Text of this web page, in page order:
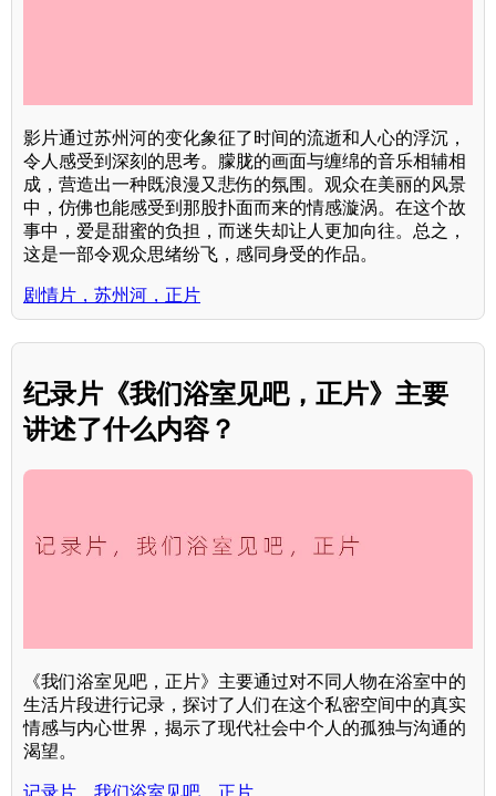
影片通过苏州河的变化象征了时间的流逝和人心的浮沉，
令人感受到深刻的思考。朦胧的画面与缠绵的音乐相辅相
成，营造出一种既浪漫又悲伤的氛围。观众在美丽的风景
中，仿佛也能感受到那股扑面而来的情感漩涡。在这个故
事中，爱是甜蜜的负担，而迷失却让人更加向往。总之，
这是一部令观众思绪纷飞，感同身受的作品。
剧情片，苏州河，正片
纪录片《我们浴室见吧，正片》主要
讲述了什么内容？
《我们浴室见吧，正片》主要通过对不同人物在浴室中的
生活片段进行记录，探讨了人们在这个私密空间中的真实
情感与内心世界，揭示了现代社会中个人的孤独与沟通的
渴望。